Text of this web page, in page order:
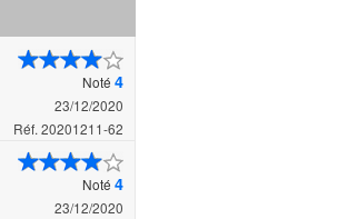
Noté 4
23/12/2020
Réf. 20201211-62
Noté 4
23/12/2020